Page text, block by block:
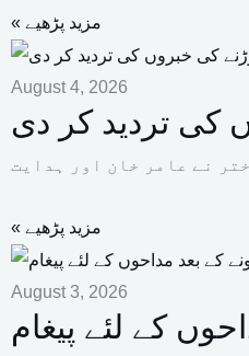
« مزید پڑھیے
August 4, 2026
کی تردید کر دی
« مزید پڑھیے
August 3, 2026
کے لئے پیغام